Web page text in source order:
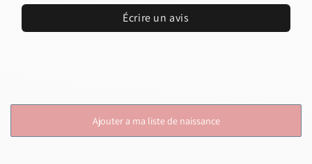
Écrire un avis
Ajouter a ma liste de naissance